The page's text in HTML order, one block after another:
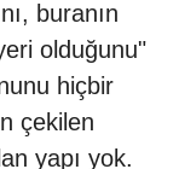
buranın
olduğunu"
hiçbir
çekilen
yapı yok.